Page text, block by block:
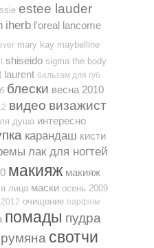
estee lauder
iherb l'oreal lancome
mary kay maybelline
shiseido sigma the body
laurent бальзам для губ
блески весна 2010
видео визажист
душа интересно
карандаш кисти
лак для ногтей
макияж макияж
лица маски осень 2009
очищение парфюм
помады пудра
румяна свотчи